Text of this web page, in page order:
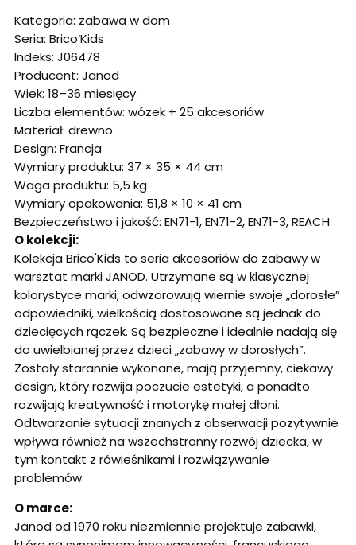
Kategoria: zabawa w dom
Seria: Brico‘Kids
Indeks: J06478
Producent: Janod
Wiek: 18–36 miesięcy
Liczba elementów: wózek + 25 akcesoriów
Materiał: drewno
Design: Francja
Wymiary produktu: 37 × 35 × 44 cm
Waga produktu: 5,5 kg
Wymiary opakowania: 51,8 × 10 × 41 cm
Bezpieczeństwo i jakość: EN71-1, EN71-2, EN71-3, REACH
O kolekcji:
Kolekcja Brico'Kids to seria akcesoriów do zabawy w
warsztat marki JANOD. Utrzymane są w klasycznej
kolorystyce marki, odwzorowują wiernie swoje „dorosłe”
odpowiedniki, wielkością dostosowane są jednak do
dziecięcych rączek. Są bezpieczne i idealnie nadają się
do uwielbianej przez dzieci „zabawy w dorosłych”.
Zostały starannie wykonane, mają przyjemny, ciekawy
design, który rozwija poczucie estetyki, a ponadto
rozwijają kreatywność i motorykę małej dłoni.
Odtwarzanie sytuacji znanych z obserwacji pozytywnie
wpływa również na wszechstronny rozwój dziecka, w
tym kontakt z rówieśnikami i rozwiązywanie
problemów.
O marce:
Janod od 1970 roku niezmiennie projektuje zabawki,